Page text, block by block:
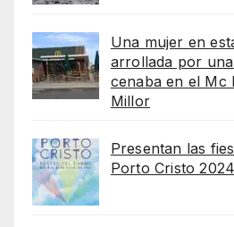
Una mujer en
arrollada por
cenaba en el Mc
Millor
Presentan las
Porto Cristo 2024